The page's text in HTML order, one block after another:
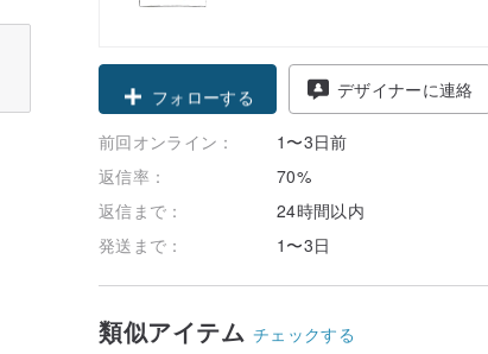
クーポン取得
フォローする
デザイナーに連絡
前回オンライン：
1〜3日前
返信率：
70%
返信まで：
24時間以内
発送まで：
1〜3日
類似アイテム チェックする